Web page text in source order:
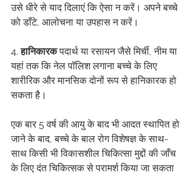
उसे धीरे से याद दिलाएं कि ऐसा न करें। अपने बच्चे
को डाँटे, आलोचना या उपहास न करें।
4. हानिकारक पदार्थ या रसायन जैसे मिर्ची, नीम या
यहां तक ​​कि नेल पॉलिश लगाना बच्चे के लिए
शारीरिक और मानसिक दोनों रूप से हानिकारक हो
सकता है।
एक बार 5 वर्ष की आयु के बाद भी आदत स्थापित हो
जाने के बाद, बच्चे के बाल रोग विशेषज्ञ के साथ-
साथ किसी भी विकासशील चिकित्सा मुद्दों की जाँच
के लिए दंत चिकित्सक से परामर्श किया जा सकता